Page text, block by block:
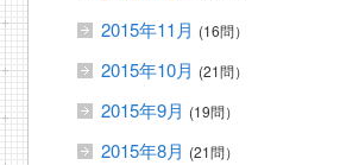
2015年11月 (16問）
2015年10月 (21問）
2015年9月 (19問）
2015年8月 (21問）